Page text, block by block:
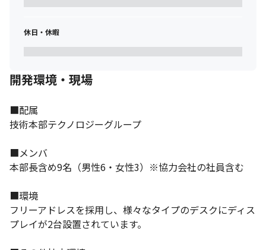
休日・休暇
開発環境・現場
■配属
技術本部テクノロジーグループ
■メンバ
本部長含め9名（男性6・女性3）※協力会社の社員含む
■環境
フリーアドレスを採用し、様々なタイプのデスクにディス
プレイが2台設置されています。